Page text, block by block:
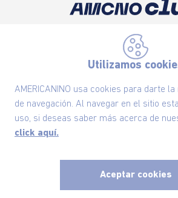
Utilizamos
AMERICANINO usa cookies para darte
de navegación. Al navegar en el sitio
uso, si deseas saber más acerca de
click aquí.
Aceptar cookies
Suscríbete ahora nuestro
las ofertas exclusivas y lo último
Nuestra Marca